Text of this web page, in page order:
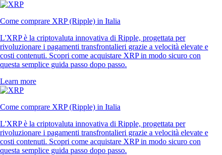
Come comprare XRP (Ripple) in Italia
L'XRP è la criptovaluta innovativa di Ripple, progettata per
rivoluzionare i pagamenti transfrontalieri grazie a velocità elevate e
costi contenuti. Scopri come acquistare XRP in modo sicuro con
questa semplice guida passo dopo passo.
Learn more
Come comprare XRP (Ripple) in Italia
L'XRP è la criptovaluta innovativa di Ripple, progettata per
rivoluzionare i pagamenti transfrontalieri grazie a velocità elevate e
costi contenuti. Scopri come acquistare XRP in modo sicuro con
questa semplice guida passo dopo passo.